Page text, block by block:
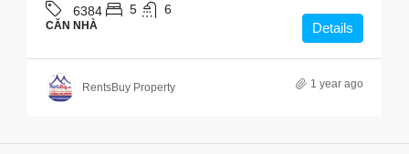
6384 5 6
CĂN NHÀ Details
RentsBuy Property 1 year ago